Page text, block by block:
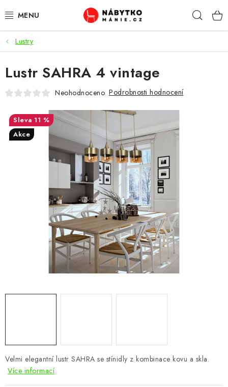
na
OBÝVACÍ POKOJ
KUCHYŇ A JÍDELNA
LOŽNICE
DĚTSKÝ POKOJ
KANCELÁŘ / PRACOVNA
KOUPELNA A WC
CHOVATELSKÉ POTŘEBY
DOPLŇKY A DEKORACE
VÝPRODEJ
Lustry
Velmi elegantní lustr SAHRA se stínidly z kombinace kovu a skla.
Více informací
Lustr SAHRA 4 vintage
Neohodnoceno Podrobnosti hodnocení
11 %
Akce